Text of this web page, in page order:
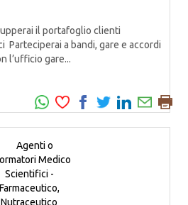
il portafoglio clienti
Parteciperai a bandi, gare e accordi
l’ufficio gare...